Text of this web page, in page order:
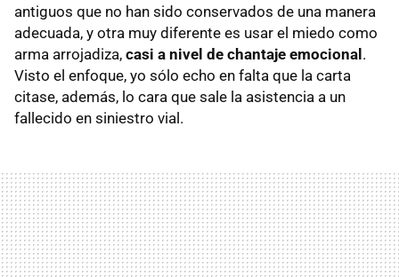
antiguos que no han sido conservados de una manera
adecuada, y otra muy diferente es usar el miedo como
arma arrojadiza, casi a nivel de chantaje emocional.
Visto el enfoque, yo sólo echo en falta que la carta
citase, además, lo cara que sale la asistencia a un
fallecido en siniestro vial.